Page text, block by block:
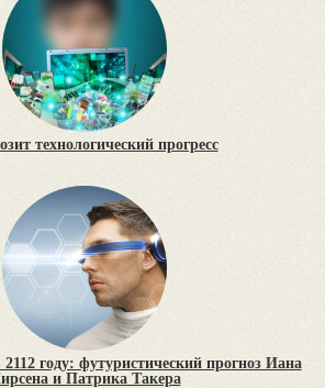
технологический прогресс
году: футуристический прогноз Иана
и Патрика Такера